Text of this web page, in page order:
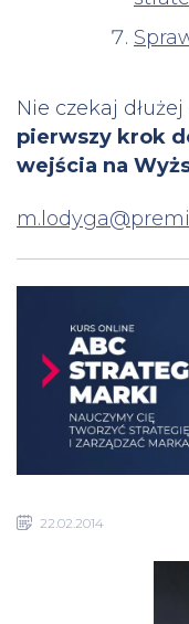
Nie czekaj dłużej
pierwszy krok
wejścia na
22.02.2014